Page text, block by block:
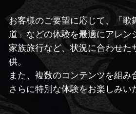
お客様のご要望に応じて、「歌
道」などの体験を最適にアレン
家族旅行など、状況に合わせた
供。
また、複数のコンテンツを組み
さらに特別な体験をお楽しみい